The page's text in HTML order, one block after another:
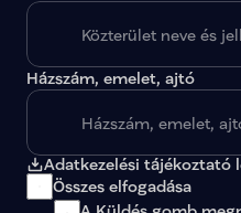
Házszám, emelet, ajtó
Adatkezelési tájékoztató
Összes elfogadása